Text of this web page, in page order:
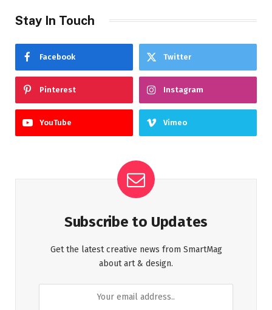
Stay In Touch
Facebook Twitter
Pinterest Instagram
YouTube Vimeo
Subscribe to Updates
Get the latest creative news from SmartMag
about art & design.